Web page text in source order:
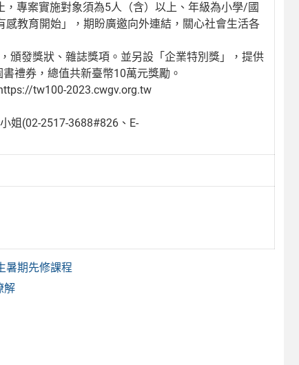
專案實施對象須為5人（含）以上、年級為小學/國
教育開始」，期盼廣邀向外連結，關心社會生活各
頒發獎狀、雜誌獎項。並另設「企業特別獎」，提供
禮券，總值共新臺幣10萬元獎勵。
tw100-2023.cwgv.org.tw
姐(02-2517-3688#826、E-
暑期先修課程
解